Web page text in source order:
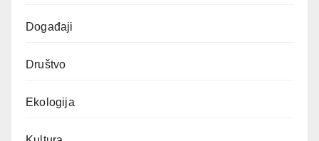
Događaji
Društvo
Ekologija